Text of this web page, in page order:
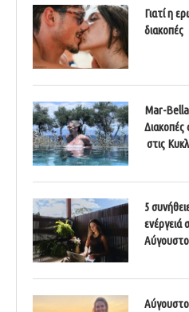
Γιατί η
διακοπές
Mar-
Διακοπές
στις
5
ενέργειά
Αύγουστο